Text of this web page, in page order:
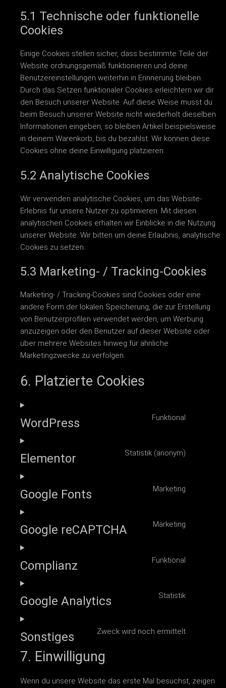
5.1 Technische oder funktionelle
Cookies
Einige Cookies stellen sicher, dass bestimmte Teile der
Website ordnungsgemäß funktionieren und deine
Benutzereinstellungen weiterhin in Erinnerung bleiben.
Durch das Setzen funktionaler Cookies erleichtern wir dir
den Besuch unserer Website. Auf diese Weise musst du
beim Besuch unserer Website nicht wiederholt dieselben
Informationen eingeben, so bleiben Artikel beispielsweise
in deinem Warenkorb, bis du bezahlst. Wir können diese
Cookies ohne deine Einwilligung platzieren.
5.2 Analytische Cookies
Wir verwenden analytische Cookies, um das Website-
Erlebnis für unsere Nutzer zu optimieren. Mit diesen
analytischen Cookies erhalten wir Einblicke in die Nutzung
unserer Website. Wir bitten um deine Erlaubnis, analytische
Cookies zu setzen.
5.3 Marketing- / Tracking-Cookies
Marketing- / Tracking-Cookies sind Cookies oder eine
andere Form der lokalen Speicherung, die zur Erstellung
von Benutzerprofilen verwendet werden, um Werbung
anzuzeigen oder den Benutzer auf dieser Website oder
über mehrere Websites hinweg für ähnliche
Marketingzwecke zu verfolgen.
6. Platzierte Cookies
WordPress Funktional
Elementor Statistik (anonym)
Google Fonts Marketing
Google reCAPTCHA Marketing
Complianz Funktional
Google Analytics Statistik
Sonstiges Zweck wird noch ermittelt
7. Einwilligung
Wenn du unsere Website das erste Mal besuchst, zeigen